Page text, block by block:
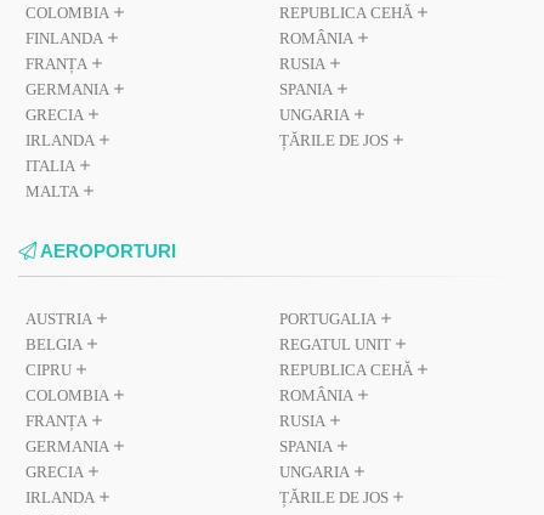
COLOMBIA
FINLANDA
FRANȚA
GERMANIA
GRECIA
IRLANDA
ITALIA
MALTA
REPUBLICA CEHĂ
ROMÂNIA
RUSIA
SPANIA
UNGARIA
ȚĂRILE DE JOS
AEROPORTURI
AUSTRIA
BELGIA
CIPRU
COLOMBIA
FRANȚA
GERMANIA
GRECIA
IRLANDA
PORTUGALIA
REGATUL UNIT
REPUBLICA CEHĂ
ROMÂNIA
RUSIA
SPANIA
UNGARIA
ȚĂRILE DE JOS